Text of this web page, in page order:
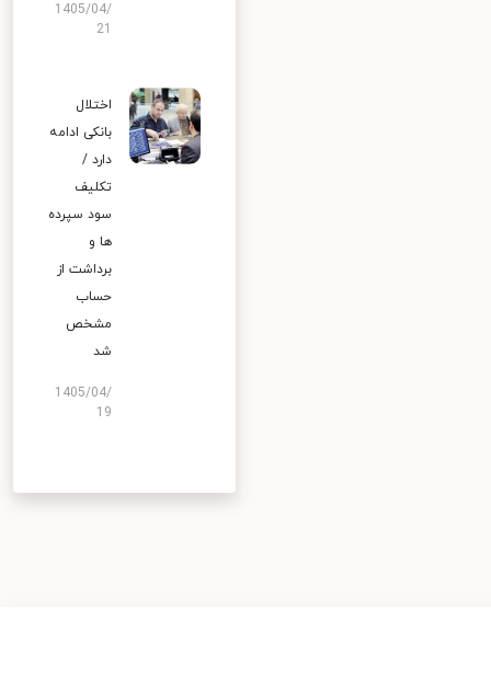
1405/04/
اختلال
بانکی ادامه
دارد /
تکلیف
سود سپرده
ها و
برداشت از
حساب
مشخص
شد
1405/04/
19